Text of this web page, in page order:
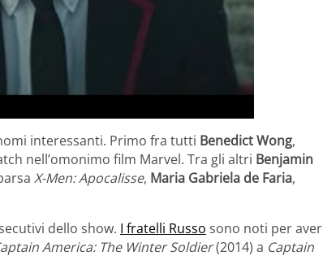
interessanti. Primo fra tutti Benedict Wong,
nell’omonimo film Marvel. Tra gli altri Benjamin
X-Men: Apocalisse, Maria Gabriela de Faria,
dello show. I fratelli Russo sono noti per aver
America: The Winter Soldier(2014) a Captain